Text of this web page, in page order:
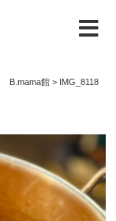
B.mama館> IMG_8118